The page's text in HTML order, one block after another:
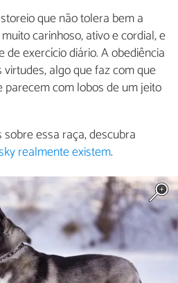
que não tolera bem a
carinhoso, ativo e cordial, e
de exercício diário. A obediência
algo que faz com que
com lobos de um jeito
essa raça, descubra
realmente existem.